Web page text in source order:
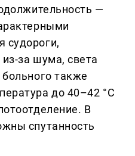
—
судороги,
за шума, света
также
до 40–42 °С
В
спутанность